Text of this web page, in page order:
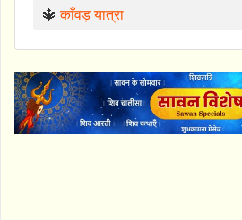
🔱काँवड़ यात्रा